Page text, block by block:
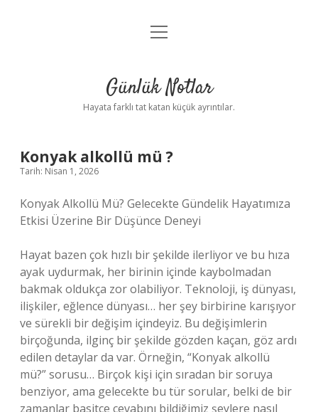
Anasayfa
Yasal Uyarı
menüyü
Günlük Notlar
Hayata farklı tat katan küçük ayrıntılar.
Konyak alkollü mü ?
Tarih: Nisan 1, 2026
Konyak Alkollü Mü? Gelecekte Gündelik Hayatımıza
Etkisi Üzerine Bir Düşünce Deneyi
Hayat bazen çok hızlı bir şekilde ilerliyor ve bu hıza
ayak uydurmak, her birinin içinde kaybolmadan
bakmak oldukça zor olabiliyor. Teknoloji, iş dünyası,
ilişkiler, eğlence dünyası… her şey birbirine karışıyor
ve sürekli bir değişim içindeyiz. Bu değişimlerin
birçoğunda, ilginç bir şekilde gözden kaçan, göz ardı
edilen detaylar da var. Örneğin, “Konyak alkollü
mü?” sorusu… Birçok kişi için sıradan bir soruya
benziyor, ama gelecekte bu tür sorular, belki de bir
zamanlar basitçe cevabını bildiğimiz şeylere nasıl